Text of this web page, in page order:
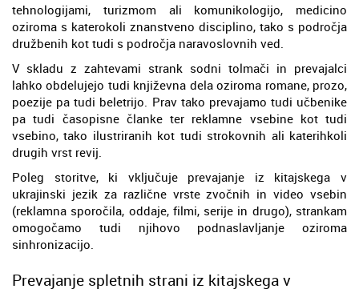
tehnologijami, turizmom ali komunikologijo, medicino
oziroma s katerokoli znanstveno disciplino, tako s področja
družbenih kot tudi s področja naravoslovnih ved.
V skladu z zahtevami strank sodni tolmači in prevajalci
lahko obdelujejo tudi književna dela oziroma romane, prozo,
poezije pa tudi beletrijo. Prav tako prevajamo tudi učbenike
pa tudi časopisne članke ter reklamne vsebine kot tudi
vsebino, tako ilustriranih kot tudi strokovnih ali katerihkoli
drugih vrst revij.
Poleg storitve, ki vključuje prevajanje iz kitajskega v
ukrajinski jezik za različne vrste zvočnih in video vsebin
(reklamna sporočila, oddaje, filmi, serije in drugo), strankam
omogočamo tudi njihovo podnaslavljanje oziroma
sinhronizacijo.
Prevajanje spletnih strani iz kitajskega v